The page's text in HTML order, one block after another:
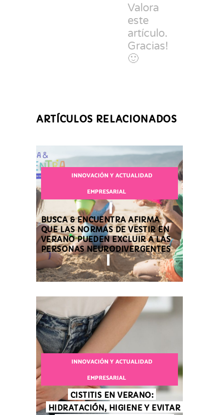
Valora
este
artículo.
Gracias!
🙂
ARTÍCULOS RELACIONADOS
INNOVACIÓN Y ACTUALIDAD
EMPRESARIAL
BUSCA & ENCUENTRA AFIRMA
QUE LAS NORMAS DE VESTIR EN
VERANO PUEDEN EXCLUIR A LAS
PERSONAS NEURODIVERGENTES
INNOVACIÓN Y ACTUALIDAD
EMPRESARIAL
CISTITIS EN VERANO:
HIDRATACIÓN, HIGIENE Y EVITAR